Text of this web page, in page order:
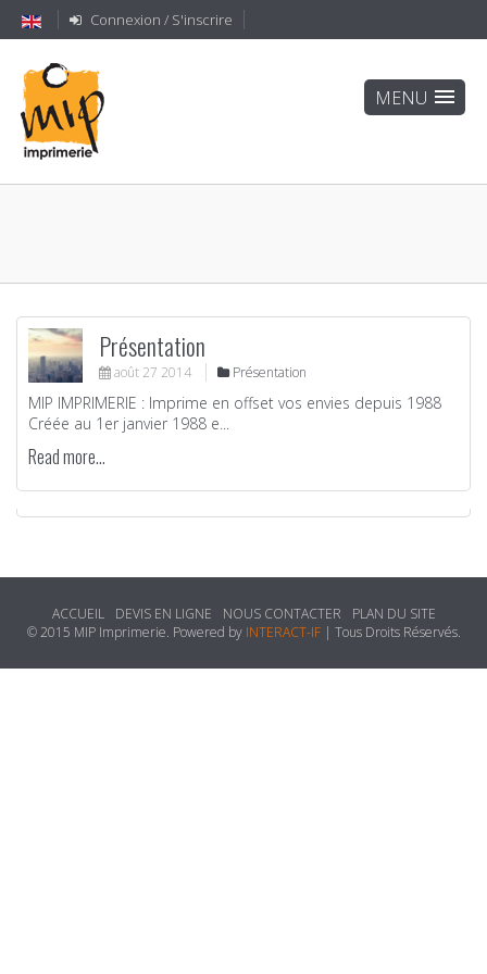
Connexion / S'inscrire
Présentation
août 27 2014 Présentation
MIP IMPRIMERIE : Imprime en offset vos envies depuis 1988
Créée au 1er janvier 1988 e...
Read more...
ACCUEIL DEVIS EN LIGNE NOUS CONTACTER
PLAN DU SITE
© 2015 MIP Imprimerie. Powered by INTERACT-IF| Tous Droits Réservés.